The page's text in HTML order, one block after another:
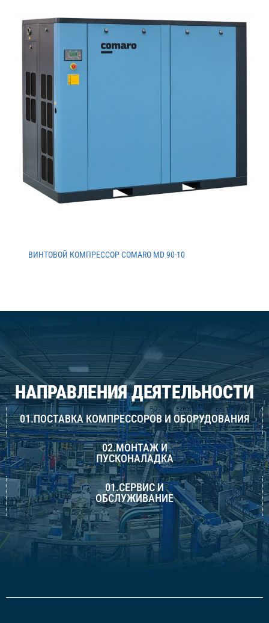
ВИНТОВОЙ КОМПРЕССОР COMARO MD 90-10
НАПРАВЛЕНИЯ ДЕЯТЕЛЬНОСТИ
01.ПОСТАВКА КОМПРЕССОРОВ И ОБОРУДОВАНИЯ
02.МОНТАЖ И
ПУСКОНАЛАДКА
01.СЕРВИС И
ОБСЛУЖИВАНИЕ